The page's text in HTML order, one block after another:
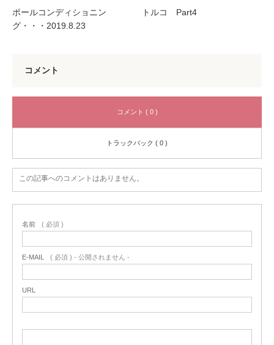
ポールコンディショニン
グ・・・2019.8.23
トルコ Part4
コメント
コメント ( 0 )
トラックバック ( 0 )
この記事へのコメントはありません。
名前 ( 必須 )
E-MAIL ( 必須 ) - 公開されません -
URL